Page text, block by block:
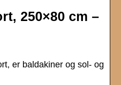
250×80 cm –
er baldakiner og sol- og